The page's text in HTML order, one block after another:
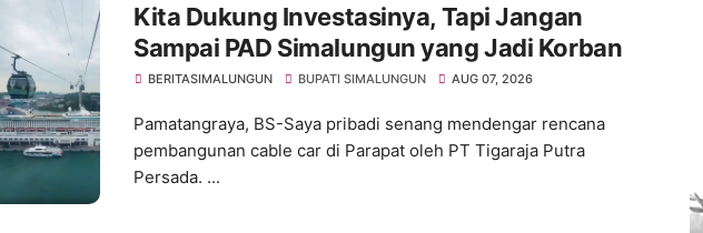
Kita Dukung Investasinya, Tapi Jangan
Sampai PAD Simalungun yang Jadi Korban
BERITASIMALUNGUN BUPATI SIMALUNGUN AUG 07, 2026
Pamatangraya, BS-Saya pribadi senang mendengar rencana
pembangunan cable car di Parapat oleh PT Tigaraja Putra
Persada. ...